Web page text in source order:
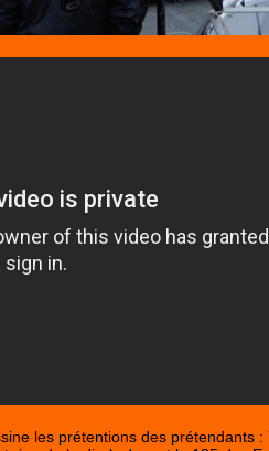
les prétentions des prétendants